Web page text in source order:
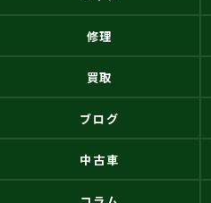
修理
買取
ブログ
中古車